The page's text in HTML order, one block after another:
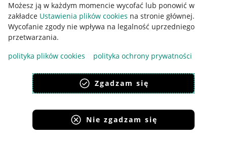
Możesz ją w każdym momencie wycofać lub ponowić w
zakładce Ustawienia plików cookies na stronie głównej.
Wycofanie zgody nie wpływa na legalność uprzedniego
przetwarzania.
polityka plików cookies
polityka ochrony prywatności
Zgadzam się
Nie zgadzam się
Korzystanie z serwisu oznacza akceptacjęregulaminu